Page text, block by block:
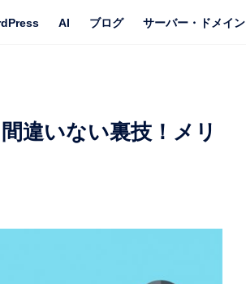
AI ブログ サーバー・ドメイン
違いない裏技！メリ